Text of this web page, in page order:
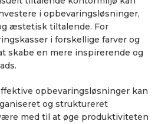
i opbevaringsløsninger,
æstetisk tiltalende. For
i forskellige farver og
skabe en mere inspirerende og
opbevaringsløsninger kan
og struktureret
med til at øge produktiviteten